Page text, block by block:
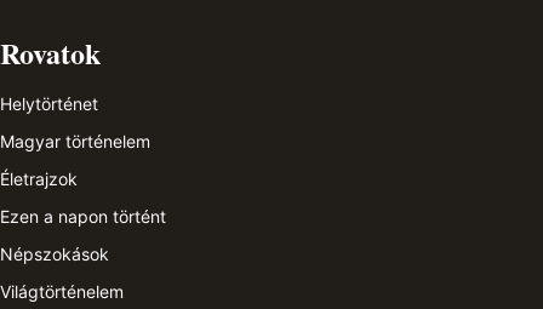
Rovatok
Helytörténet
Magyar történelem
Életrajzok
Ezen a napon történt
Népszokások
Világtörténelem